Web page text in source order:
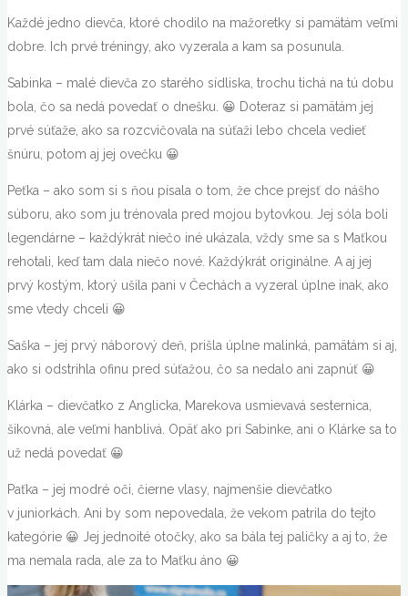
Každé jedno dievča, ktoré chodilo na mažoretky si pamätám veľmi
dobre. Ich prvé tréningy, ako vyzerala a kam sa posunula.
Sabinka – malé dievča zo starého sídliska, trochu tichá na tú dobu
bola, čo sa nedá povedať o dnešku. 😀 Doteraz si pamätám jej
prvé súťaže, ako sa rozcvičovala na súťaži lebo chcela vedieť
šnúru, potom aj jej ovečku 😀
Peťka – ako som si s ňou písala o tom, že chce prejsť do nášho
súboru, ako som ju trénovala pred mojou bytovkou. Jej sóla boli
legendárne – každýkrát niečo iné ukázala, vždy sme sa s Maťkou
rehotali, keď tam dala niečo nové. Každýkrát originálne. A aj jej
prvý kostým, ktorý ušila pani v Čechách a vyzeral úplne inak, ako
sme vtedy chceli 😀
Saška – jej prvý náborový deň, prišla úplne malinká, pamätám si aj,
ako si odstrihla ofinu pred súťažou, čo sa nedalo ani zapnúť 😀
Klárka – dievčatko z Anglicka, Marekova usmievavá sesternica,
šikovná, ale veľmi hanblivá. Opäť ako pri Sabinke, ani o Klárke sa to
už nedá povedať 😀
Paťka – jej modré oči, čierne vlasy, najmenšie dievčatko
v juniorkách. Ani by som nepovedala, že vekom patrila do tejto
kategórie 😀 Jej jednoité otočky, ako sa bála tej paličky a aj to, že
ma nemala rada, ale za to Maťku áno 😀